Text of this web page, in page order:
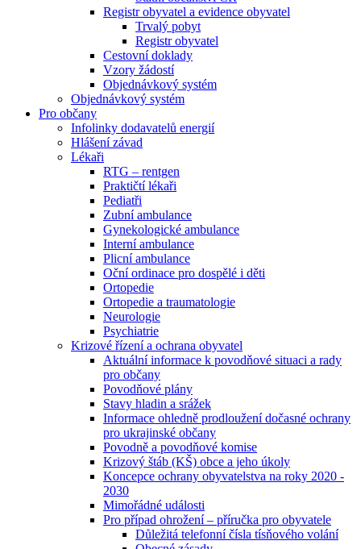
Registr obyvatel a evidence obyvatel
Trvalý pobyt
Registr obyvatel
Cestovní doklady
Vzory žádostí
Objednávkový systém
Objednávkový systém
Pro občany
Infolinky dodavatelů energií
Hlášení závad
Lékaři
RTG – rentgen
Praktičtí lékaři
Pediatři
Zubní ambulance
Gynekologické ambulance
Interní ambulance
Plicní ambulance
Oční ordinace pro dospělé i děti
Ortopedie
Ortopedie a traumatologie
Neurologie
Psychiatrie
Krizové řízení a ochrana obyvatel
Aktuální informace k povodňové situaci a rady
pro občany
Povodňové plány
Stavy hladin a srážek
Informace ohledně prodloužení dočasné ochrany
pro ukrajinské občany
Povodně a povodňové komise
Krizový štáb (KŠ) obce a jeho úkoly
Koncepce ochrany obyvatelstva na roky 2020 -
2030
Mimořádné události
Pro případ ohrožení – příručka pro obyvatele
Důležitá telefonní čísla tísňového volání